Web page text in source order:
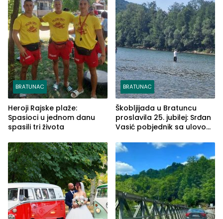
BRATUNAC
Heroji Rajske plaže:
Spasioci u jednom danu
spasili tri života
BRATUNAC
Škobljijada u Bratuncu
proslavila 25. jubilej: Srđan
Vasić pobjednik sa ulovom